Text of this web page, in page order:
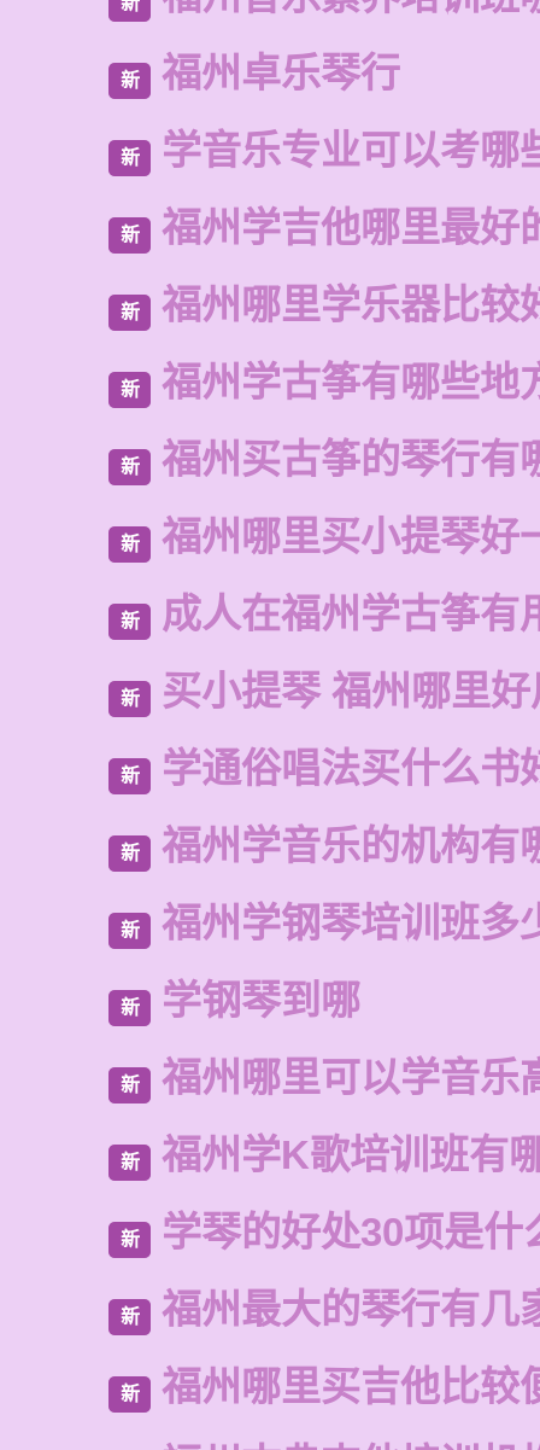
新 福州卓乐琴行
新 学音乐专业可以考哪
新 福州学吉他哪里最好
新 福州哪里学乐器比较
新 福州学古筝有哪些地
新 福州买古筝的琴行有
新 福州哪里买小提琴好
新 成人在福州学古筝有
新 买小提琴 福州哪里
新 学通俗唱法买什么书
新 福州学音乐的机构有
新 福州学钢琴培训班多
新 学钢琴到哪
新 福州哪里可以学音乐
新 福州学K歌培训班有
新 学琴的好处30项是什
新 福州最大的琴行有几
新
福州哪里买吉他比较